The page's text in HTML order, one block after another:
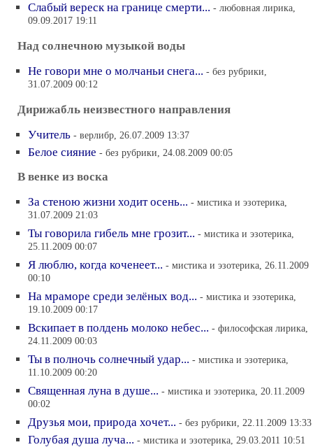
Слабый вереск на границе смерти... - любовная лирика,
09.09.2017 19:11
Над солнечною музыкой воды
Не говори мне о молчаньи снега... - без рубрики,
31.07.2009 00:12
Дирижабль неизвестного направления
Учитель - верлибр, 26.07.2009 13:37
Белое сияние - без рубрики, 24.08.2009 00:05
В венке из воска
За стеною жизни ходит осень... - мистика и эзотерика,
31.07.2009 21:03
Ты говорила гибель мне грозит... - мистика и эзотерика,
25.11.2009 00:07
Я люблю, когда коченеет... - мистика и эзотерика, 26.11.2009
00:10
На мраморе среди зелёных вод... - мистика и эзотерика,
19.10.2009 00:17
Вскипает в полдень молоко небес... - философская лирика,
24.11.2009 00:03
Ты в полночь солнечный удар... - мистика и эзотерика,
11.10.2009 00:20
Священная луна в душе... - мистика и эзотерика, 20.11.2009
00:02
Друзья мои, природа хочет... - без рубрики, 22.11.2009 13:33
Голубая душа луча... - мистика и эзотерика, 29.03.2011 10:51